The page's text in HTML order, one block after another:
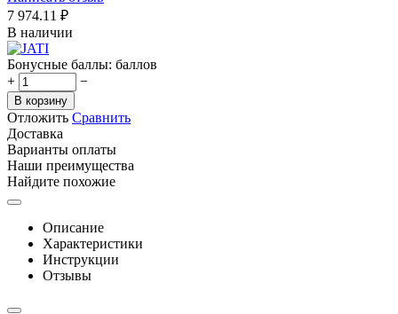
7 974.11 ₽
В наличии
Бонусные баллы: баллов
+
−
В корзину
Отложить Сравнить
Доставка
Варианты оплаты
Наши преимущества
Найдите похожие
Описание
Характеристики
Инструкции
Отзывы